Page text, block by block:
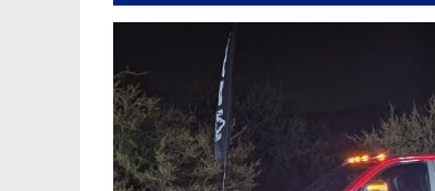
camiones,
información
del
mundo
del
transporte